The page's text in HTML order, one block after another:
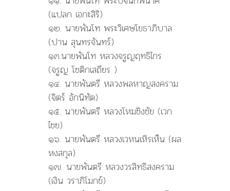
(แปลก เอกะสิริ)
๑๒. นายพันโท พระวิเศษโยธาภิบาล
(ปาน สุนทรจันทร์)
๑๓.นายพันโท หลวงจรูญฤทธิไกร
(จรูญ โชติกเสถียร )
๑๔. นายพันตรี หลวงพลหาญสงคราม
(จิตร์ อักนิทัต)
๑๕. นายพันตรี หลวงโหมชิงชัย (เวก
ไชย)
๑๖. นายพันตรี หลวงเวหนเหิรเห็น (ผล
หงสกุล)
๑๗. นายพันตรี หลวงวรสิทธิสงคราม
(เงิน วราภิโมกข์)